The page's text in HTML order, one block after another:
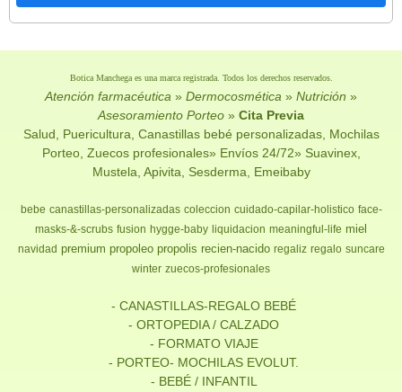
Botica Manchega es una marca registrada. Todos los derechos reservados.
Atención farmacéutica » Dermocosmética » Nutrición »
Asesoramiento Porteo » Cita Previa
Salud, Puericultura, Canastillas bebé personalizadas, Mochilas
Porteo, Zuecos profesionales» Envíos 24/72» Suavinex,
Mustela, Apivita, Sesderma, Emeibaby
bebe canastillas-personalizadas coleccion cuidado-capilar-holistico face-
masks-&-scrubs fusion hygge-baby liquidacion meaningful-life miel
navidad premium propoleo propolis recien-nacido regaliz regalo suncare
winter zuecos-profesionales
- CANASTILLAS-REGALO BEBÉ
- ORTOPEDIA / CALZADO
- FORMATO VIAJE
- PORTEO- MOCHILAS EVOLUT.
- BEBÉ / INFANTIL